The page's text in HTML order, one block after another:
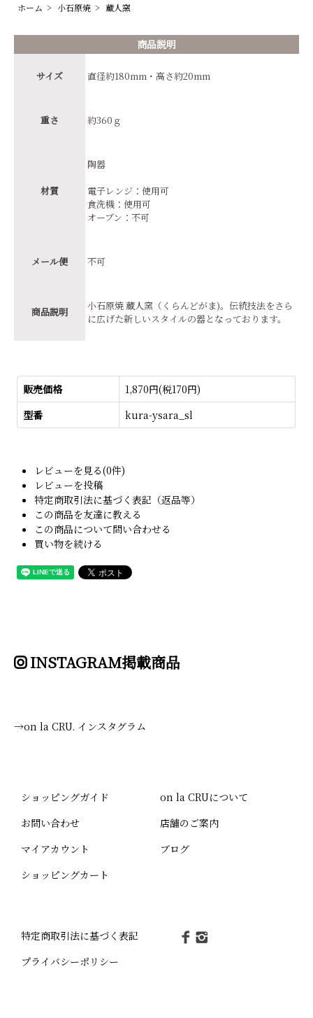
ホーム > 小石原焼 > 蔵人窯
商品説明
サイズ 直径約180mm・高さ約20mm
重さ 約360ｇ
材質
陶器
電子レンジ：使用可
食洗機：使用可
オーブン：不可
メール便 不可
商品説明
小石原焼 蔵人窯（くらんどがま)。伝統技法をさら
に広げた新しいスタイルの器となっております。
販売価格
1,870円(税170円)
型番
kura-ysara_sl
レビューを見る(0件)
レビューを投稿
特定商取引法に基づく表記（返品等）
この商品を友達に教える
この商品について問い合わせる
買い物を続ける
INSTAGRAM掲載商品
→on la CRU. インスタグラム
ショッピングガイド
お問い合わせ
マイアカウント
ショッピングカート
on la CRUについて
店舗のご案内
ブログ
特定商取引法に基づく表記
プライバシーポリシー